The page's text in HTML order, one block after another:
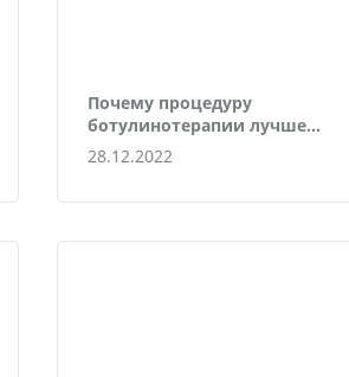
Почему процедуру
ботулинотерапии лучше
проводить зимой?
28.12.2022